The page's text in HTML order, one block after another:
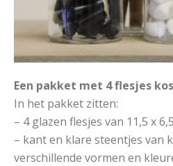
Een pakket met 4 flesjes
In het pakket zitten:
– 4 glazen flesjes van 11,5 x
– kant en klare steentjes van
verschillende vormen en